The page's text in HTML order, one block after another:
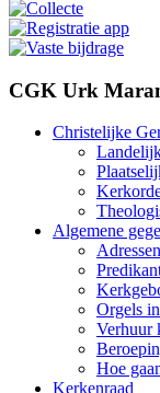
CGK Urk
Christelijke
Algemene
Orgels
Verhuur
Hoe
Kerkenraad